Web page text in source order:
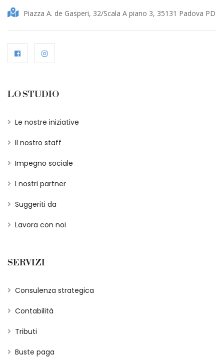
Piazza A. de Gasperi, 32/Scala A piano 3, 35131 Padova PD
LO STUDIO
Le nostre iniziative
Il nostro staff
Impegno sociale
I nostri partner
Suggeriti da
Lavora con noi
SERVIZI
Consulenza strategica
Contabilità
Tributi
Buste paga